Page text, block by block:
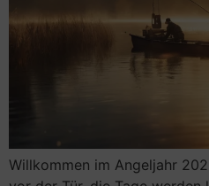
Willkommen im Angeljahr